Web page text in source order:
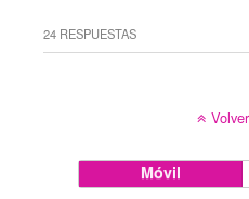
24 RESPUESTAS
Móvil